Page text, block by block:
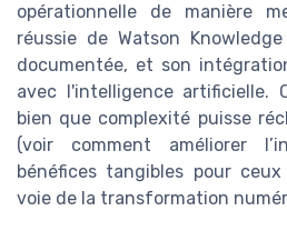
opérationnelle de manière
réussie de Watson
documentée, et son
avec l'intelligence artificielle.
bien que complexité puisse
(voir comment améliorer
bénéfices tangibles pour
voie de la transformation